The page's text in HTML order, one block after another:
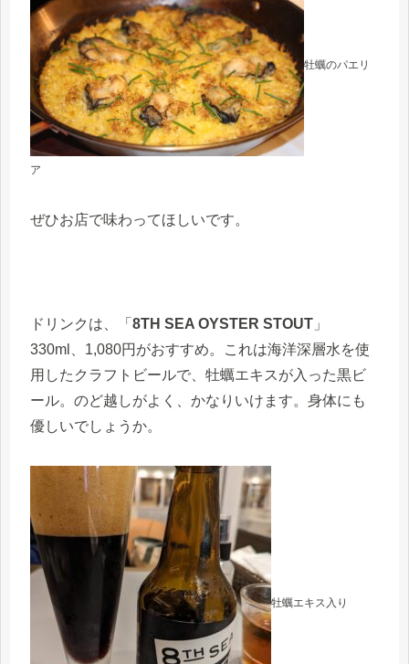
牡蠣のパエリ
ア
ぜひお店で味わってほしいです。
ドリンクは、「 8TH SEA OYSTER STOUT 」
330ml、1,080円がおすすめ。これは海洋深層水を使
用したクラフトビールで、牡蠣エキスが入った黒ビ
ール。のど越しがよく、かなりいけます。身体にも
優しいでしょうか。
牡蠣エキス入り